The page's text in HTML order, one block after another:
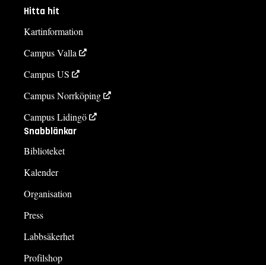
Hitta hit
Kartinformation
Campus Valla
Campus US
Campus Norrköping
Campus Lidingö
Snabblänkar
Biblioteket
Kalender
Organisation
Press
Labbsäkerhet
Profilshop